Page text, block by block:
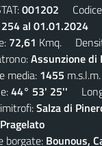
001202
254 al 01.01.2024
72,61 Kmq.
Assunzione di
media: 1455 m.s.l.m.
44° 53' 25''
Salza di
borgate: Bounous,